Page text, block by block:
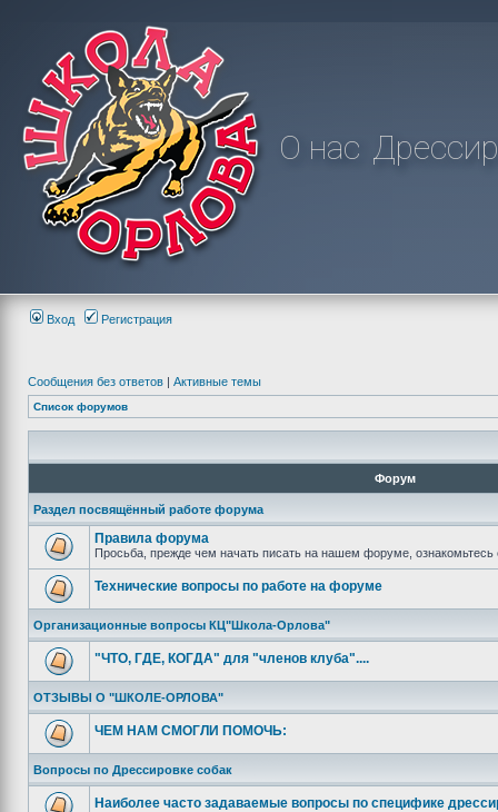
О нас
Вход Регистрация
Сообщения без ответов | Активные темы
Список форумов
Форум
Раздел посвящённый работе форума
Правила форума
Просьба, прежде чем начать писать на нашем форуме,
Технические вопросы по работе на форуме
Организационные вопросы КЦ"Школа-Орлова"
"ЧТО, ГДЕ, КОГДА" для "членов клуба"....
ОТЗЫВЫ О "ШКОЛЕ-ОРЛОВА"
ЧЕМ НАМ СМОГЛИ ПОМОЧЬ:
Вопросы по Дрессировке собак
Наиболее часто задаваемые вопросы по специфике